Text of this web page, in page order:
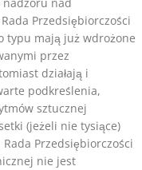
nadzoru nad
Przedsiębiorczości
typu mają już wdrożone
przez
działają i
podkreślenia,
sztucznej
(jeżeli nie tysiące)
Przedsiębiorczości
nie jest